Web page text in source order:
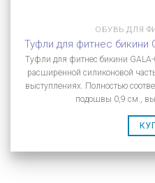
ОБУВЬ ДЛЯ
Туфли для фитнес бикини
Туфли для фитнес бикини
расширенной силиконовой
выступлениях. Полностью
подошвы 0,9 см.,